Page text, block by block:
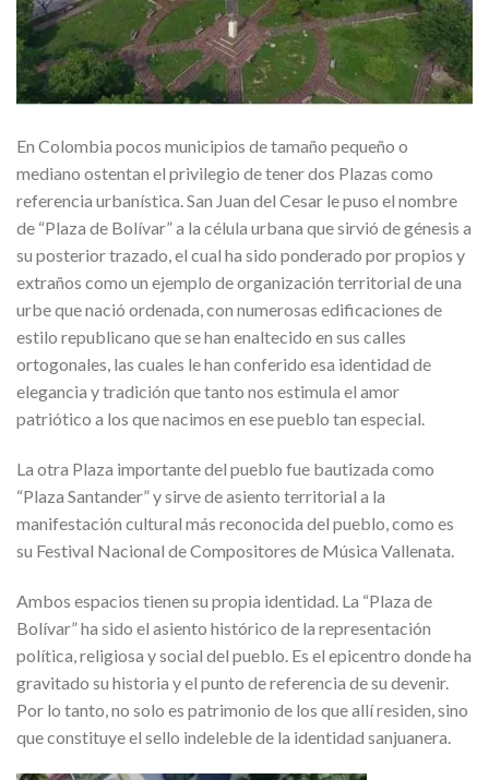
En Colombia pocos municipios de tamaño pequeño o
mediano ostentan el privilegio de tener dos Plazas como
referencia urbanística. San Juan del Cesar le puso el nombre
de “Plaza de Bolívar” a la célula urbana que sirvió de génesis a
su posterior trazado, el cual ha sido ponderado por propios y
extraños como un ejemplo de organización territorial de una
urbe que nació ordenada, con numerosas edificaciones de
estilo republicano que se han enaltecido en sus calles
ortogonales, las cuales le han conferido esa identidad de
elegancia y tradición que tanto nos estimula el amor
patriótico a los que nacimos en ese pueblo tan especial.
La otra Plaza importante del pueblo fue bautizada como
“Plaza Santander” y sirve de asiento territorial a la
manifestación cultural más reconocida del pueblo, como es
su Festival Nacional de Compositores de Música Vallenata.
Ambos espacios tienen su propia identidad. La “Plaza de
Bolívar” ha sido el asiento histórico de la representación
política, religiosa y social del pueblo. Es el epicentro donde ha
gravitado su historia y el punto de referencia de su devenir.
Por lo tanto, no solo es patrimonio de los que allí residen, sino
que constituye el sello indeleble de la identidad sanjuanera.